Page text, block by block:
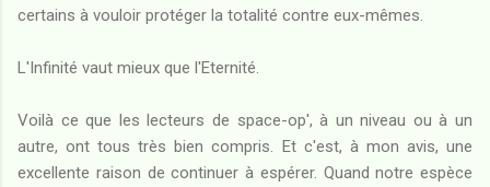
certains à vouloir protéger la totalité contre eux-mêmes.
L'Infinité vaut mieux que l'Eternité.
Voilà ce que les lecteurs de space-op', à un niveau ou à un
autre, ont tous très bien compris. Et c'est, à mon avis, une
excellente raison de continuer à espérer. Quand notre espèce